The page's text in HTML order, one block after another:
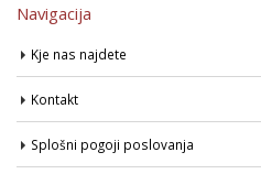
Navigacija
Kje nas najdete
Kontakt
Splošni pogoji poslovanja